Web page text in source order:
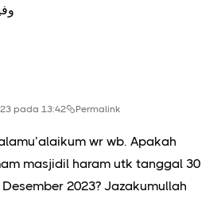
pada 13:42 Permalink
wr wb. Apakah
masjidil haram utk tanggal 30
2023? Jazakumullah